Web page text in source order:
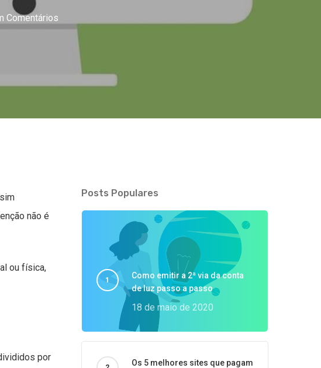
Comentários
não é
ou física,
por
Posts Populares
Como emitir a 2ª via da conta
de luz passo a passo
18 de maio de 2020
Os 5 melhores sites que pagam